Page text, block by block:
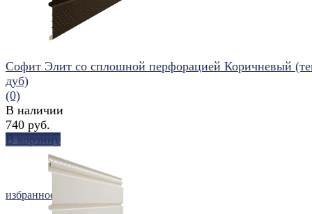
избранное
Софит Элит со сплошной перфорацией Коричневый
дуб)
(0)
В наличии
740 руб.
В корзину